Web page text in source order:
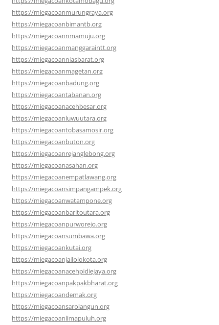
https://miegacoanmurungraya.org
https://miegacoanbimantb.org
https://miegacoannmamuju.org
https://miegacoanmanggaraintt.org
https://miegacoanniasbarat.org
https://miegacoanmagetan.org
https://miegacoanbadung.org
https://miegacoantabanan.org
https://miegacoanacehbesar.org
https://miegacoanluwuutara.org
https://miegacoantobasamosir.org
https://miegacoanbuton.org
https://miegacoanrejanglebong.org
https://miegacoanasahan.org
https://miegacoanempatlawang.org
https://miegacoansimpangampek.org
https://miegacoanwatampone.org
https://miegacoanbaritoutara.org
https://miegacoanpurworejo.org
https://miegacoansumbawa.org
https://miegacoankutai.org
https://miegacoanjailolokota.org
https://miegacoanacehpidiejaya.org
https://miegacoanpakpakbharat.org
https://miegacoandemak.org
https://miegacoansarolangun.org
https://miegacoanlimapuluh.org